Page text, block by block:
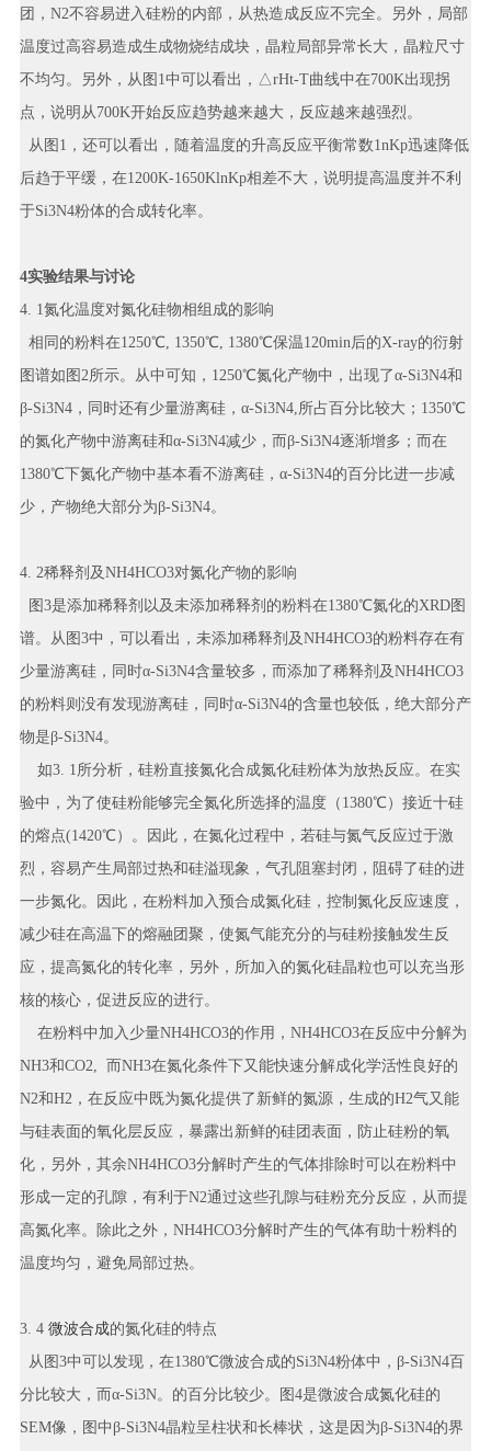
团，N2不容易进入硅粉的内部，从热造成反应不完全。另外，局部
温度过高容易造成生成物烧结成块，晶粒局部异常长大，晶粒尺寸
不均匀。另外，从图1中可以看出，△rHt-T曲线中在700K出现拐
点，说明从700K开始反应趋势越来越大，反应越来越强烈。
从图1，还可以看出，随着温度的升高反应平衡常数1nKp迅速降低
后趋于平缓，在1200K-1650KlnKp相差不大，说明提高温度并不利
于Si3N4粉体的合成转化率。
4实验结果与讨论
4. 1氮化温度对氮化硅物相组成的影响
相同的粉料在1250℃, 1350℃, 1380℃保温120min后的X-ray的衍射
图谱如图2所示。从中可知，1250℃氮化产物中，出现了α-Si3N4和
β-Si3N4，同时还有少量游离硅，α-Si3N4,所占百分比较大；1350℃
的氮化产物中游离硅和α-Si3N4减少，而β-Si3N4逐渐增多；而在
1380℃下氮化产物中基本看不游离硅，α-Si3N4的百分比进一步减
少，产物绝大部分为β-Si3N4。
4. 2稀释剂及NH4HCO3对氮化产物的影响
图3是添加稀释剂以及未添加稀释剂的粉料在1380℃氮化的XRD图
谱。从图3中，可以看出，未添加稀释剂及NH4HCO3的粉料存在有
少量游离硅，同时α-Si3N4含量较多，而添加了稀释剂及NH4HCO3
的粉料则没有发现游离硅，同时α-Si3N4的含量也较低，绝大部分产
物是β-Si3N4。
如3. 1所分析，硅粉直接氮化合成氮化硅粉体为放热反应。在实
验中，为了使硅粉能够完全氮化所选择的温度（1380℃）接近十硅
的熔点(1420℃）。因此，在氮化过程中，若硅与氮气反应过于激
烈，容易产生局部过热和硅溢现象，气孔阻塞封闭，阻碍了硅的进
一步氮化。因此，在粉料加入预合成氮化硅，控制氮化反应速度，
减少硅在高温下的熔融团聚，使氮气能充分的与硅粉接触发生反
应，提高氮化的转化率，另外，所加入的氮化硅晶粒也可以充当形
核的核心，促进反应的进行。
在粉料中加入少量NH4HCO3的作用，NH4HCO3在反应中分解为
NH3和CO2, 而NH3在氮化条件下又能快速分解成化学活性良好的
N2和H2，在反应中既为氮化提供了新鲜的氮源，生成的H2气又能
与硅表面的氧化层反应，暴露出新鲜的硅团表面，防止硅粉的氧
化，另外，其余NH4HCO3分解时产生的气体排除时可以在粉料中
形成一定的孔隙，有利于N2通过这些孔隙与硅粉充分反应，从而提
高氮化率。除此之外，NH4HCO3分解时产生的气体有助十粉料的
温度均匀，避免局部过热。
3. 4 微波合成的氮化硅的特点
从图3中可以发现，在1380℃微波合成的Si3N4粉体中，β-Si3N4百
分比较大，而α-Si3N。的百分比较少。图4是微波合成氮化硅的
SEM像，图中β-Si3N4晶粒呈柱状和长棒状，这是因为β-Si3N4的界